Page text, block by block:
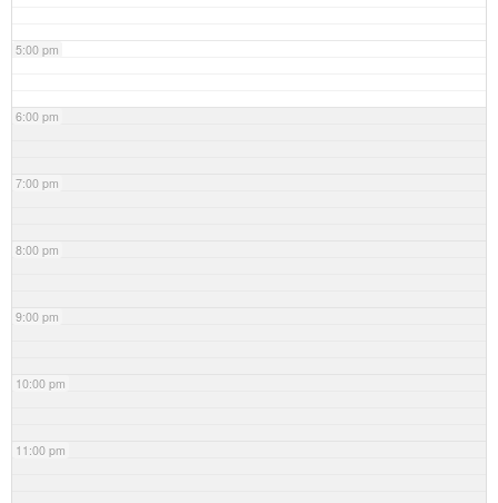
5:00 pm
6:00 pm
7:00 pm
8:00 pm
9:00 pm
10:00 pm
11:00 pm